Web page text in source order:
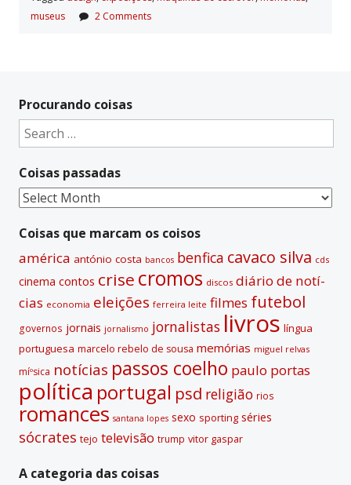
museus
2 Comments
Procurando coisas
Search
for:
Coisas passadas
Coisas
Coisas que marcam os coisos
américa antónio costa bancos benfica cavaco silva cds
cinema contos crise cromos discos diário de notí­
cias economia eleições ferreira leite filmes futebol
governos jornais jornalismo jornalistas livros lí­ngua
portuguesa marcelo rebelo de sousa memórias miguel relvas
míºsica notí­cias passos coelho paulo portas
polí­tica portugal psd religião rios
romances santana lopes sexo sporting séries
sócrates tejo televisão trump vitor gaspar
A categoria das coisas